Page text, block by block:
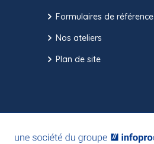
Formulaires de référence
Nos ateliers
Plan de site